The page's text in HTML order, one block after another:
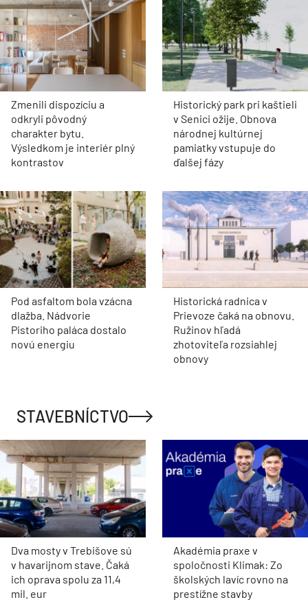
Zmenili dispozíciu a
odkryli pôvodný
charakter bytu.
Výsledkom je interiér plný
kontrastov
Historický park pri kaštieli
v Senici ožije. Obnova
národnej kultúrnej
pamiatky vstupuje do
ďalšej fázy
Pod asfaltom bola vzácna
dlažba. Nádvorie
Pistoriho paláca dostalo
novú energiu
Historická radnica v
Prievoze čaká na obnovu.
Ružinov hľadá
zhotoviteľa rozsiahlej
obnovy
STAVEBNÍCTVO
Dva mosty v Trebišove sú
v havarijnom stave. Čaká
ich oprava spolu za 11,4
mil. eur
Akadémia praxe v
spoločnosti Klimak: Zo
školských lavíc rovno na
prestížne stavby